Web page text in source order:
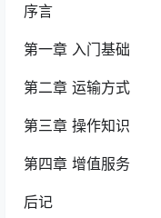
序言
第一章 入门基础
第二章 运输方式
第三章 操作知识
第四章 增值服务
后记